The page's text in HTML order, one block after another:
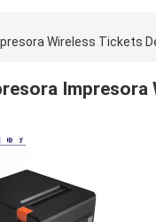
Wireless Tickets